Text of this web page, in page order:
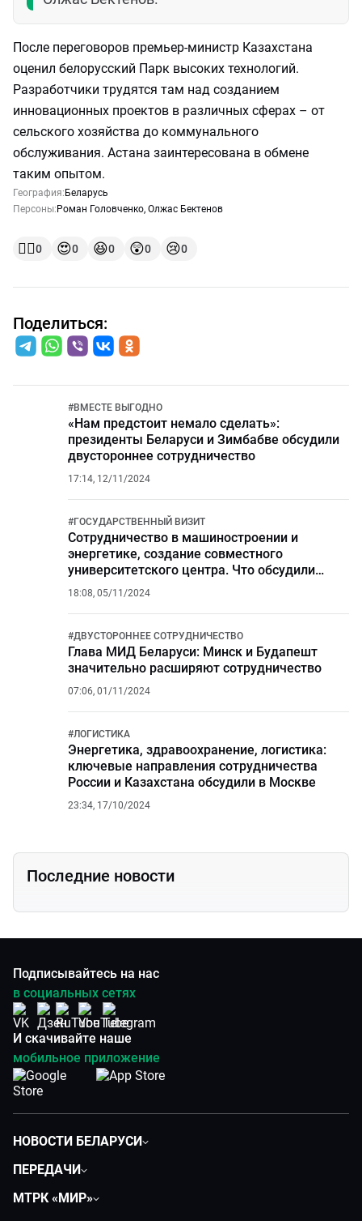
После переговоров премьер-министр Казахстана
оценил белорусский Парк высоких технологий.
Разработчики трудятся там над созданием
инновационных проектов в различных сферах – от
сельского хозяйства до коммунального
обслуживания. Астана заинтересована в обмене
таким опытом.
География: Беларусь
Персоны: Роман Головченко, Олжас Бектенов
👍🏻0 😍0 😆0 😲0 😢0
Поделиться:
#ВМЕСТЕ ВЫГОДНО
«Нам предстоит немало сделать»:
президенты Беларуси и Зимбабве обсудили
двустороннее сотрудничество
17:14, 12/11/2024
#ГОСУДАРСТВЕННЫЙ ВИЗИТ
Сотрудничество в машиностроении и
энергетике, создание совместного
университетского центра. Что обсудили
Токаев и Макрон?
18:08, 05/11/2024
#ДВУСТОРОННЕЕ СОТРУДНИЧЕСТВО
Глава МИД Беларуси: Минск и Будапешт
значительно расширяют сотрудничество
07:06, 01/11/2024
#ЛОГИСТИКА
Энергетика, здравоохранение, логистика:
ключевые направления сотрудничества
России и Казахстана обсудили в Москве
23:34, 17/10/2024
Последние новости
Подписывайтесь на нас
в социальных сетях
И скачивайте наше
мобильное приложение
НОВОСТИ БЕЛАРУСИ
Экономика
ПЕРЕДАЧИ
МТРК «МИР»